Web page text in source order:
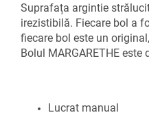
Suprafața argintie
irezistibilă. Fiecare bol a
fiecare bol este un
Bolul MARGARETHE
Lucrat manual